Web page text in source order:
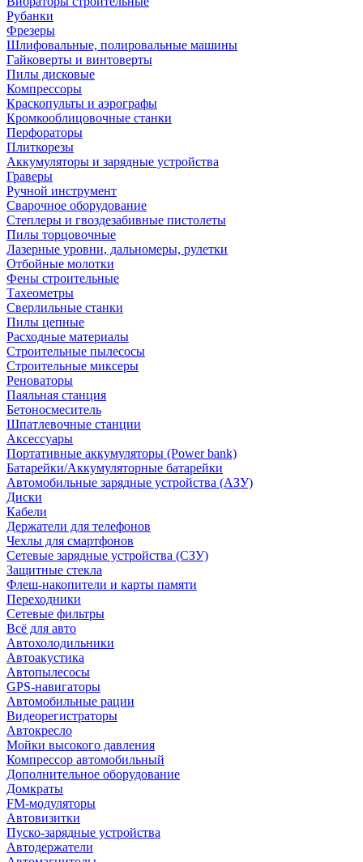
Рубанки
Фрезеры
Шлифовальные, полировальные машины
Гайковерты и винтоверты
Пилы дисковые
Компрессоры
Краскопульты и аэрографы
Кромкооблицовочные станки
Перфораторы
Плиткорезы
Аккумуляторы и зарядные устройства
Граверы
Ручной инструмент
Сварочное оборудование
Степлеры и гвоздезабивные пистолеты
Пилы торцовочные
Лазерные уровни, дальномеры, рулетки
Отбойные молотки
Фены строительные
Тахеометры
Сверлильные станки
Пилы цепные
Расходные материалы
Строительные пылесосы
Строительные миксеры
Реноваторы
Паяльная станция
Бетоносмеситель
Шпатлевочные станции
Аксессуары
Портативные аккумуляторы (Power bank)
Батарейки/Аккумуляторные батарейки
Автомобильные зарядные устройства (АЗУ)
Диски
Кабели
Держатели для телефонов
Чехлы для смартфонов
Сетевые зарядные устройства (СЗУ)
Защитные стекла
Флеш-накопители и карты памяти
Переходники
Сетевые фильтры
Всё для авто
Автохолодильники
Автоакустика
Автопылесосы
GPS-навигаторы
Автомобильные рации
Видеорегистраторы
Автокресло
Мойки высокого давления
Компрессор автомобильный
Дополнительное оборудование
Домкраты
FM-модуляторы
Автовизитки
Пуско-зарядные устройства
Автодержатели